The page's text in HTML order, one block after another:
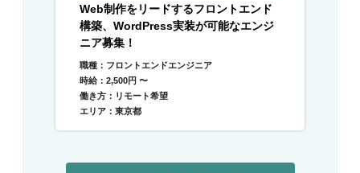
Web制作をリードするフロントエンド
構築、WordPress実装が可能なエンジ
ニア募集！
職種：フロントエンドエンジニア
時給：2,500円 〜
働き方：リモート希望
エリア：東京都